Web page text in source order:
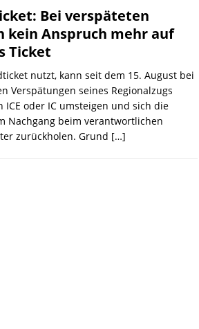
Bei verspäteten
kein Anspruch mehr auf
Ticket
nutzt, kann seit dem 15. August bei
Verspätungen seines Regionalzugs
oder IC umsteigen und sich die
Nachgang beim verantwortlichen
zurückholen. Grund […]